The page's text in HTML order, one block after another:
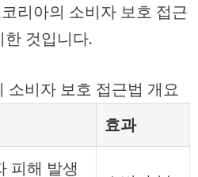
리아의 소비자 보호 접근
것입니다.
소비자 보호 접근법 개요
효과
피해 발생